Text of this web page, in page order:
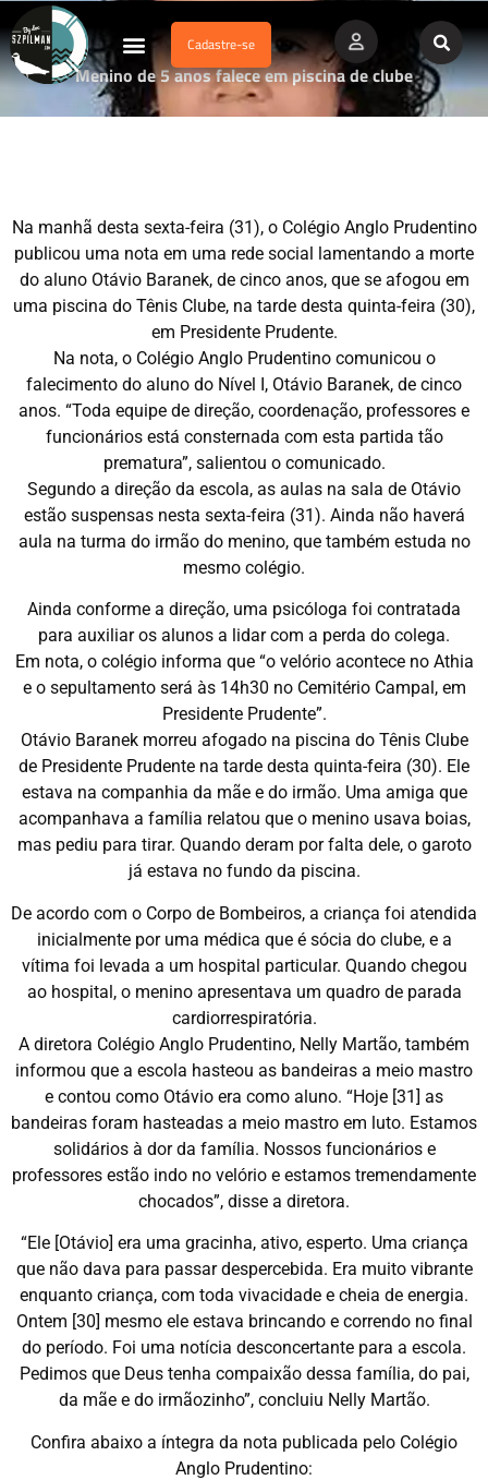
Cadastre-se
Menino de 5 anos falece em piscina de clube
Na manhã desta sexta-feira (31), o Colégio Anglo Prudentino
publicou uma nota em uma rede social lamentando a morte
do aluno Otávio Baranek, de cinco anos, que se afogou em
uma piscina do Tênis Clube, na tarde desta quinta-feira (30),
em Presidente Prudente.
Na nota, o Colégio Anglo Prudentino comunicou o
falecimento do aluno do Nível I, Otávio Baranek, de cinco
anos. “Toda equipe de direção, coordenação, professores e
funcionários está consternada com esta partida tão
prematura”, salientou o comunicado.
Segundo a direção da escola, as aulas na sala de Otávio
estão suspensas nesta sexta-feira (31). Ainda não haverá
aula na turma do irmão do menino, que também estuda no
mesmo colégio.
Ainda conforme a direção, uma psicóloga foi contratada
para auxiliar os alunos a lidar com a perda do colega.
Em nota, o colégio informa que “o velório acontece no Athia
e o sepultamento será às 14h30 no Cemitério Campal, em
Presidente Prudente”.
Otávio Baranek morreu afogado na piscina do Tênis Clube
de Presidente Prudente na tarde desta quinta-feira (30). Ele
estava na companhia da mãe e do irmão. Uma amiga que
acompanhava a família relatou que o menino usava boias,
mas pediu para tirar. Quando deram por falta dele, o garoto
já estava no fundo da piscina.
De acordo com o Corpo de Bombeiros, a criança foi atendida
inicialmente por uma médica que é sócia do clube, e a
vítima foi levada a um hospital particular. Quando chegou
ao hospital, o menino apresentava um quadro de parada
cardiorrespiratória.
A diretora Colégio Anglo Prudentino, Nelly Martão, também
informou que a escola hasteou as bandeiras a meio mastro
e contou como Otávio era como aluno. “Hoje [31] as
bandeiras foram hasteadas a meio mastro em luto. Estamos
solidários à dor da família. Nossos funcionários e
professores estão indo no velório e estamos tremendamente
chocados”, disse a diretora.
“Ele [Otávio] era uma gracinha, ativo, esperto. Uma criança
que não dava para passar despercebida. Era muito vibrante
enquanto criança, com toda vivacidade e cheia de energia.
Ontem [30] mesmo ele estava brincando e correndo no final
do período. Foi uma notícia desconcertante para a escola.
Pedimos que Deus tenha compaixão dessa família, do pai,
da mãe e do irmãozinho”, concluiu Nelly Martão.
Confira abaixo a íntegra da nota publicada pelo Colégio
Anglo Prudentino: